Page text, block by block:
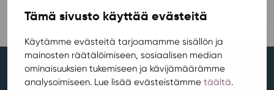
Tämä sivusto käyttää evästeitä
Käytämme evästeitä tarjoamamme sisällön ja
mainosten räätälöimiseen, sosiaalisen median
ominaisuuksien tukemiseen ja kävijämäärämme
analysoimiseen. Lue lisää evästeistämme täältä.